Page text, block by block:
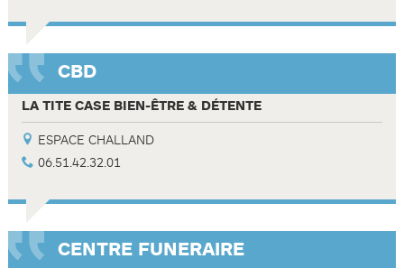
CBD
LA TITE CASE BIEN-ÊTRE & DÉTENTE
ESPACE CHALLAND
06.51.42.32.01
CENTRE FUNERAIRE